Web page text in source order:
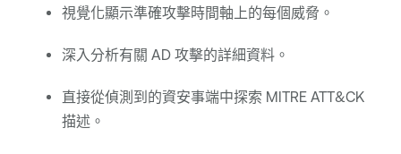
視覺化顯示準確攻擊時間軸上的每個威脅。
深入分析有關 AD 攻擊的詳細資料。
直接從偵測到的資安事端中探索 MITRE ATT&CK
描述。